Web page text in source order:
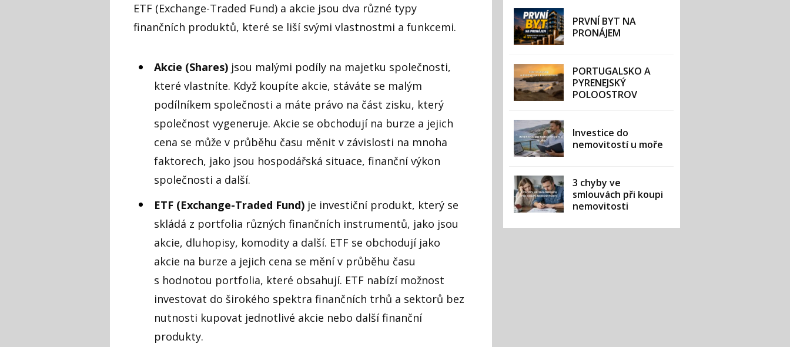
ETF (Exchange-Traded Fund) a akcie jsou dva různé typy
finančních produktů, které se liší svými vlastnostmi a funkcemi.
Akcie (Shares) jsou malými podíly na majetku společnosti,
které vlastníte. Když koupíte akcie, stáváte se malým
podílníkem společnosti a máte právo na část zisku, který
společnost vygeneruje. Akcie se obchodují na burze a jejich
cena se může v průběhu času měnit v závislosti na mnoha
faktorech, jako jsou hospodářská situace, finanční výkon
společnosti a další.
ETF (Exchange-Traded Fund) je investiční produkt, který se
skládá z portfolia různých finančních instrumentů, jako jsou
akcie, dluhopisy, komodity a další. ETF se obchodují jako
akcie na burze a jejich cena se mění v průběhu času
s hodnotou portfolia, které obsahují. ETF nabízí možnost
investovat do širokého spektra finančních trhů a sektorů bez
nutnosti kupovat jednotlivé akcie nebo další finanční
produkty.
PRVNÍ BYT NA
PRONÁJEM
PORTUGALSKO A
PYRENEJSKÝ
POLOOSTROV
Investice do
nemovitostí u moře
3 chyby ve
smlouvách při koupi
nemovitosti